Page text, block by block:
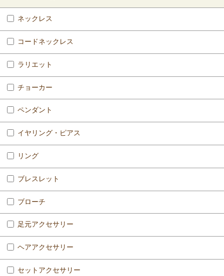
ネックレス
コードネックレス
ラリエット
チョーカー
ペンダント
イヤリング・ピアス
リング
ブレスレット
ブローチ
足元アクセサリー
ヘアアクセサリー
セットアクセサリー